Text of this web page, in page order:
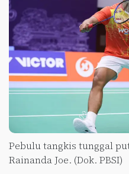
Pebulu tangkis tunggal
Rainanda Joe. (Dok. PBSI)